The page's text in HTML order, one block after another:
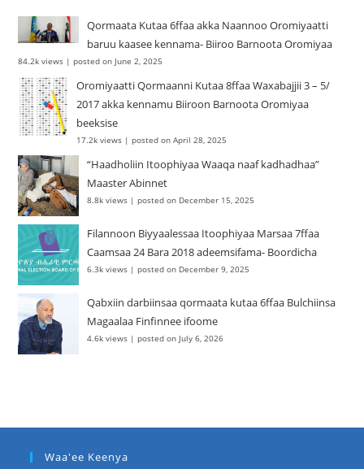
Qormaata Kutaa 6ffaa akka Naannoo Oromiyaatti
baruu kaasee kennama- Biiroo Barnoota Oromiyaa
84.2k views |posted on June 2, 2025
Oromiyaatti Qormaanni Kutaa 8ffaa Waxabajjii 3 – 5/
2017 akka kennamu Biiroon Barnoota Oromiyaa
beeksise
17.2k views |posted on April 28, 2025
“Haadholiin Itoophiyaa Waaqa naaf kadhadhaa”
Maaster Abinnet
8.8k views |posted on December 15, 2025
Filannoon Biyyaalessaa Itoophiyaa Marsaa 7ffaa
Caamsaa 24 Bara 2018 adeemsifama- Boordicha
6.3k views |posted on December 9, 2025
Qabxiin darbiinsaa qormaata kutaa 6ffaa Bulchiinsa
Magaalaa Finfinnee ifoome
4.6k views |posted on July 6, 2026
Waa'ee Keenya